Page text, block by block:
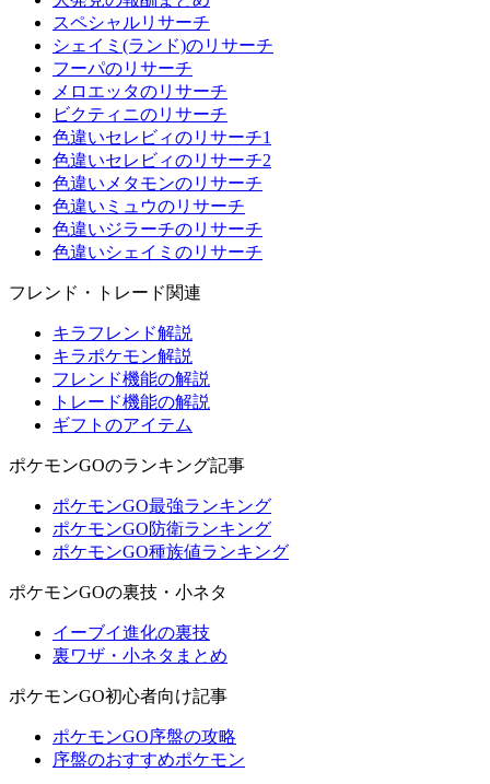
スペシャルリサーチ
シェイミ(ランド)のリサーチ
フーパのリサーチ
メロエッタのリサーチ
ビクティニのリサーチ
色違いセレビィのリサーチ1
色違いセレビィのリサーチ2
色違いメタモンのリサーチ
色違いミュウのリサーチ
色違いジラーチのリサーチ
色違いシェイミのリサーチ
フレンド・トレード関連
キラフレンド解説
キラポケモン解説
フレンド機能の解説
トレード機能の解説
ギフトのアイテム
ポケモンGOのランキング記事
ポケモンGO最強ランキング
ポケモンGO防衛ランキング
ポケモンGO種族値ランキング
ポケモンGOの裏技・小ネタ
イーブイ進化の裏技
裏ワザ・小ネタまとめ
ポケモンGO初心者向け記事
ポケモンGO序盤の攻略
序盤のおすすめポケモン